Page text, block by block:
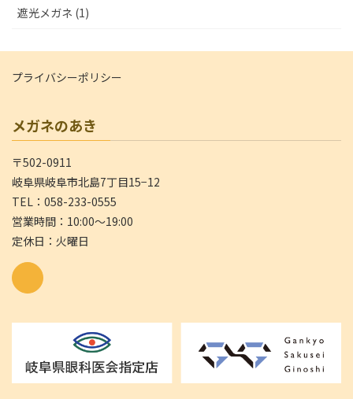
遮光メガネ (1)
プライバシーポリシー
メガネのあき
〒502-0911
岐阜県岐阜市北島7丁目15−12
TEL：058-233-0555
営業時間：10:00～19:00
定休日：火曜日